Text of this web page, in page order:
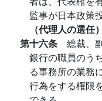
監事が日本政策
（代理人の選任）
第十六条 総裁、
銀行の職員のう
る事務所の業務
行為をする権限